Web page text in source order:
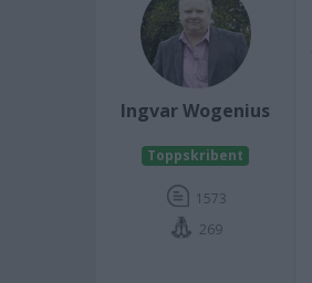
Ingvar Wogenius
Toppskribent
1573
269